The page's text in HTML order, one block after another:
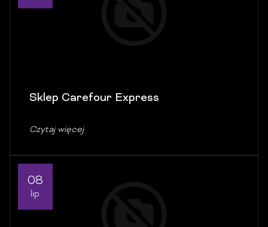
Sklep Carefour Express
Czytaj więcej
08
lip